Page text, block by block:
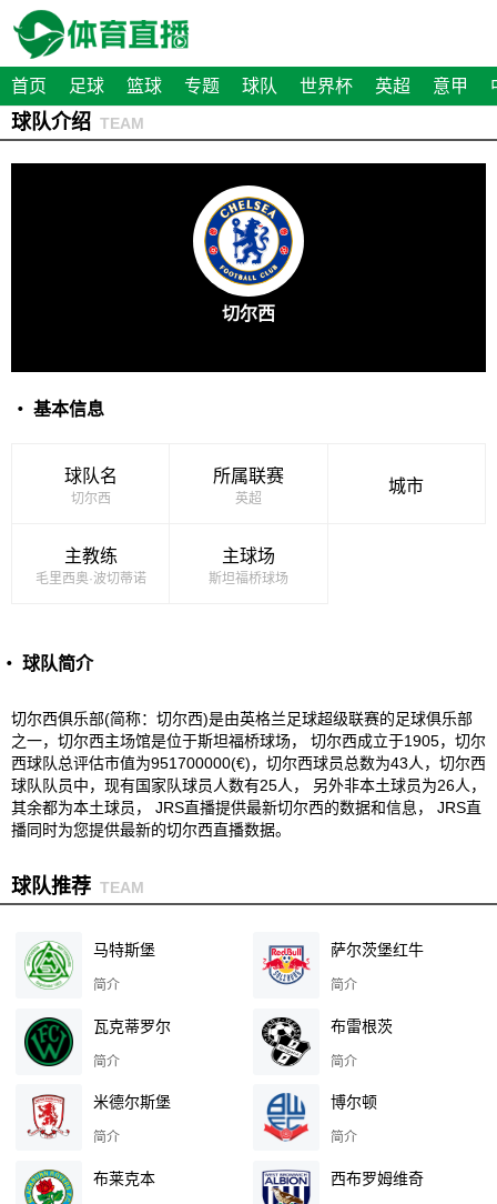
首页 足球 篮球 专题 球队 世界杯 英超 意甲
球队介绍 TEAM
切尔西
・ 基本信息
球队名
切尔西
所属联赛
英超
城市
主教练
毛里西奥·波切蒂诺
主球场
斯坦福桥球场
・ 球队简介
切尔西俱乐部(简称：切尔西)是由英格兰足球超级联赛的足球俱乐部
之一，切尔西主场馆是位于斯坦福桥球场， 切尔西成立于1905，切尔
西球队总评估市值为951700000(€)，切尔西球员总数为43人，切尔西
球队队员中，现有国家队球员人数有25人， 另外非本土球员为26人，
其余都为本土球员， JRS直播提供最新切尔西的数据和信息， JRS直
播同时为您提供最新的切尔西直播数据。
球队推荐 TEAM
马特斯堡
简介
萨尔茨堡红牛
简介
瓦克蒂罗尔
简介
布雷根茨
简介
米德尔斯堡
简介
博尔顿
简介
布莱克本 西布罗姆维奇